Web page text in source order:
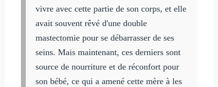
vivre avec cette partie de son corps, et elle
avait souvent rêvé d'une double
mastectomie pour se débarrasser de ses
seins. Mais maintenant, ces derniers sont
source de nourriture et de réconfort pour
son bébé, ce qui a amené cette mère à les